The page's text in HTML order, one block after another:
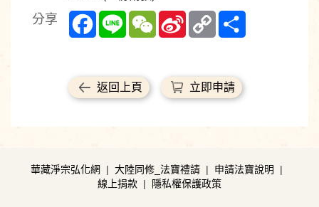
分享 Facebook
Line WeChatSina
Weibo
Copy
Link
Share
返回上頁 立即申請
華藏淨宗弘化網 | 大陸同修_法寶禮請 | 申請法寶說明
|
線上捐款 | 隱私權保護政策